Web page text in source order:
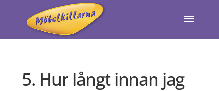
5. Hur långt innan jag